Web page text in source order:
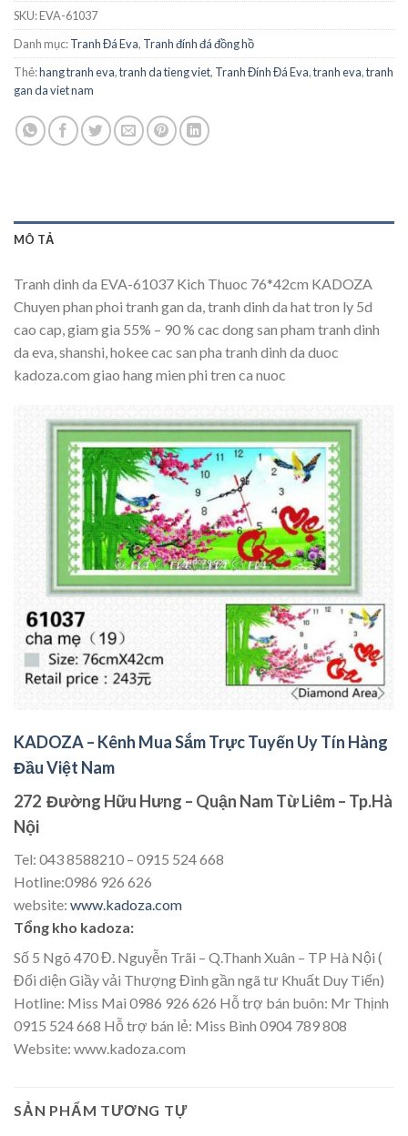
SKU:EVA-61037
Danh mục:Tranh Đá Eva, Tranh đính đá đồng hồ
Thẻ:hang tranh eva,tranh da tieng viet, Tranh Đính Đá Eva,tranh eva,tranh
gan da viet nam
MÔ TẢ
Tranh dinh da EVA-61037 Kich Thuoc 76*42cm KADOZA
Chuyen phan phoi tranh gan da, tranh dinh da hat tron ly 5d
cao cap, giam gia 55% – 90 % cac dong san pham tranh dinh
da eva, shanshi, hokee cac san pha tranh dinh da duoc
kadoza.com giao hang mien phi tren ca nuoc
KADOZA – Kênh Mua Sắm Trực Tuyến Uy Tín Hàng
Đầu Việt Nam
272 Đường Hữu Hưng – Quận Nam Từ Liêm – Tp.Hà
Nội
Tel: 043 8588210 – 0915 524 668
Hotline:0986 926 626
website: www.kadoza.com
Tổng kho kadoza:
Số 5 Ngõ 470 Đ. Nguyễn Trãi – Q.Thanh Xuân – TP Hà Nội (
Đối diện Giầy vải Thượng Đình gần ngã tư Khuất Duy Tiến)
Hotline: Miss Mai 0986 926 626 Hỗ trợ bán buôn: Mr Thịnh
0915 524 668 Hỗ trợ bán lẻ: Miss Bình 0904 789 808
Website: www.kadoza.com
SẢN PHẨM TƯƠNG TỰ